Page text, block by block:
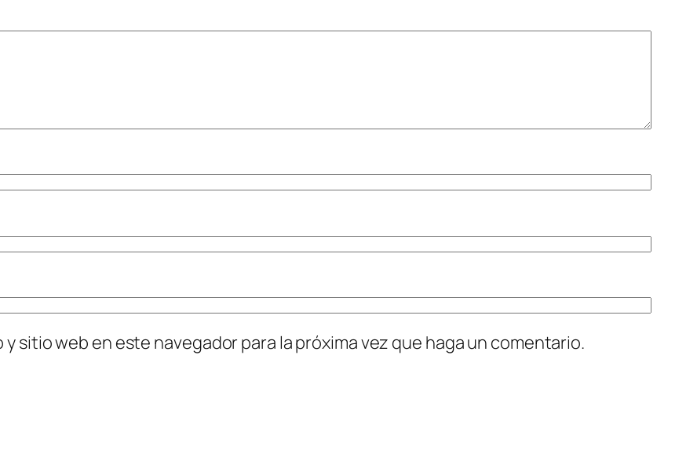
sitio web en este navegador para la próxima vez que haga un comentario.